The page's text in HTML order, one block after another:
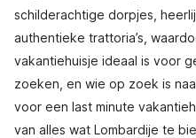
schilderachtige dorpjes,
authentieke trattoria’s,
vakantiehuisje ideaal is voor
zoeken, en wie op zoek is
voor een last minute
van alles wat Lombardije te